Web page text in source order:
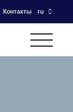
Контакты ru